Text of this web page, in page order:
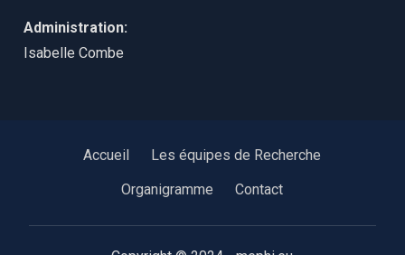
Administration:
Isabelle Combe
Accueil
Les équipes de Recherche
Organigramme
Contact